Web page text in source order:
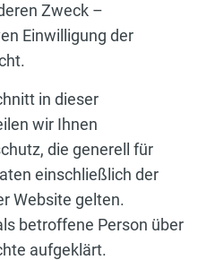
Zweck –
Einwilligung der
in dieser
wir Ihnen
die generell für
einschließlich der
Website gelten.
betroffene Person über
aufgeklärt.